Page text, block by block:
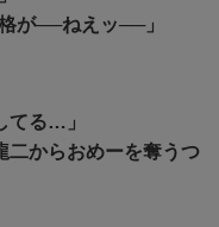
が──ねえッ──」
てる…」
二からおめーを奪うつ